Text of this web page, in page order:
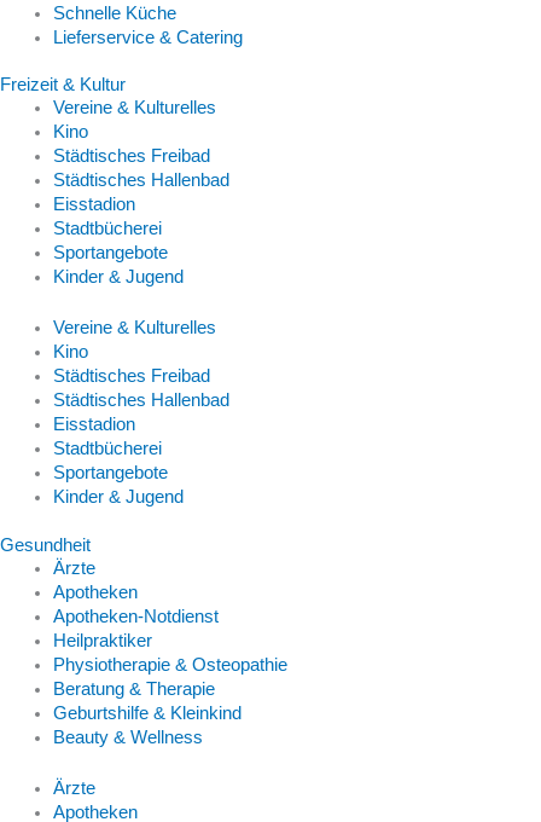
Schnelle Küche
Lieferservice & Catering
Freizeit & Kultur
Vereine & Kulturelles
Kino
Städtisches Freibad
Städtisches Hallenbad
Eisstadion
Stadtbücherei
Sportangebote
Kinder & Jugend
Vereine & Kulturelles
Kino
Städtisches Freibad
Städtisches Hallenbad
Eisstadion
Stadtbücherei
Sportangebote
Kinder & Jugend
Gesundheit
Ärzte
Apotheken
Apotheken-Notdienst
Heilpraktiker
Physiotherapie & Osteopathie
Beratung & Therapie
Geburtshilfe & Kleinkind
Beauty & Wellness
Ärzte
Apotheken